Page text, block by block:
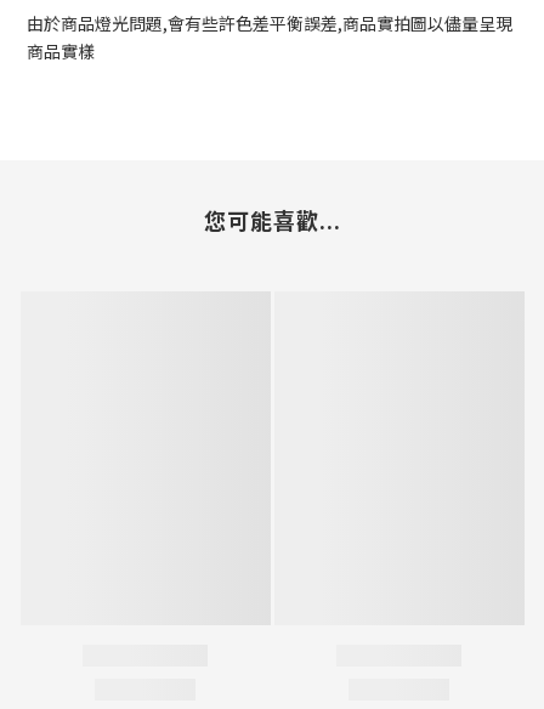
由於商品燈光問題,會有些許色差平衡誤差,商品實拍圖以儘量呈現
商品實樣
您可能喜歡...